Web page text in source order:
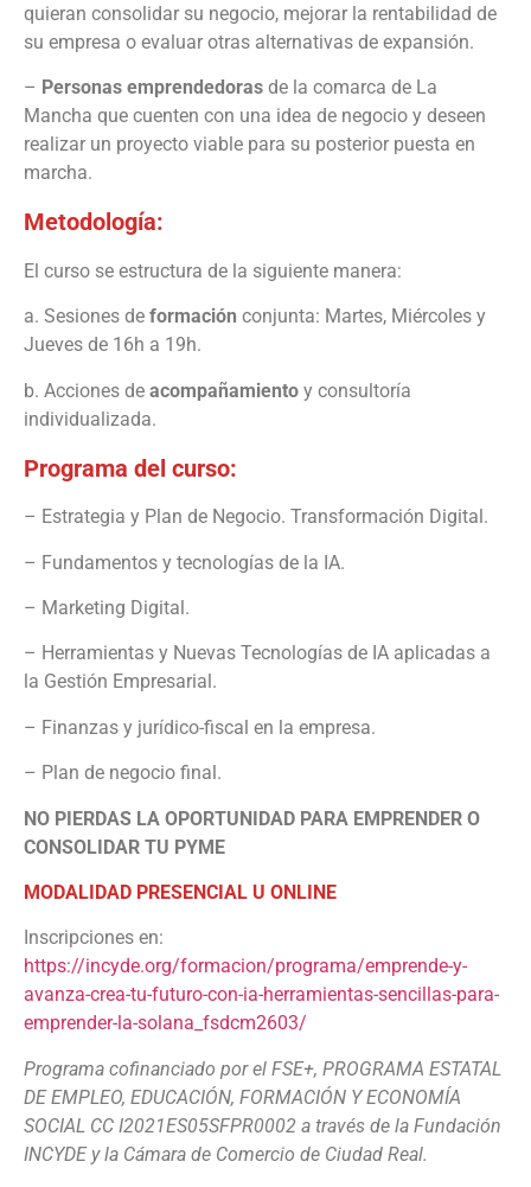
quieran consolidar su negocio, mejorar la rentabilidad de
su empresa o evaluar otras alternativas de expansión.
– Personas emprendedoras de la comarca de La
Mancha que cuenten con una idea de negocio y deseen
realizar un proyecto viable para su posterior puesta en
marcha.
Metodología:
El curso se estructura de la siguiente manera:
a. Sesiones de formación conjunta: Martes, Miércoles y
Jueves de 16h a 19h.
b. Acciones de acompañamiento y consultoría
individualizada.
Programa del curso:
– Estrategia y Plan de Negocio. Transformación Digital.
– Fundamentos y tecnologías de la IA.
– Marketing Digital.
– Herramientas y Nuevas Tecnologías de IA aplicadas a
la Gestión Empresarial.
– Finanzas y jurídico-fiscal en la empresa.
– Plan de negocio final.
NO PIERDAS LA OPORTUNIDAD PARA EMPRENDER O
CONSOLIDAR TU PYME
MODALIDAD PRESENCIAL U ONLINE
Inscripciones en:
https://incyde.org/formacion/programa/emprende-y-
avanza-crea-tu-futuro-con-ia-herramientas-sencillas-para-
emprender-la-solana_fsdcm2603/
Programa cofinanciado por el FSE+, PROGRAMA ESTATAL
DE EMPLEO, EDUCACIÓN, FORMACIÓN Y ECONOMÍA
SOCIAL CC I2021ES05SFPR0002 a través de la Fundación
INCYDE y la Cámara de Comercio de Ciudad Real.